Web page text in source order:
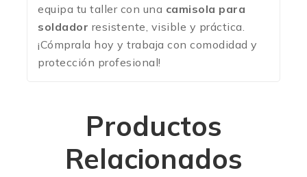
equipa tu taller con una camisola para
soldador resistente, visible y práctica.
¡Cómprala hoy y trabaja con comodidad y
protección profesional!
Productos
Relacionados